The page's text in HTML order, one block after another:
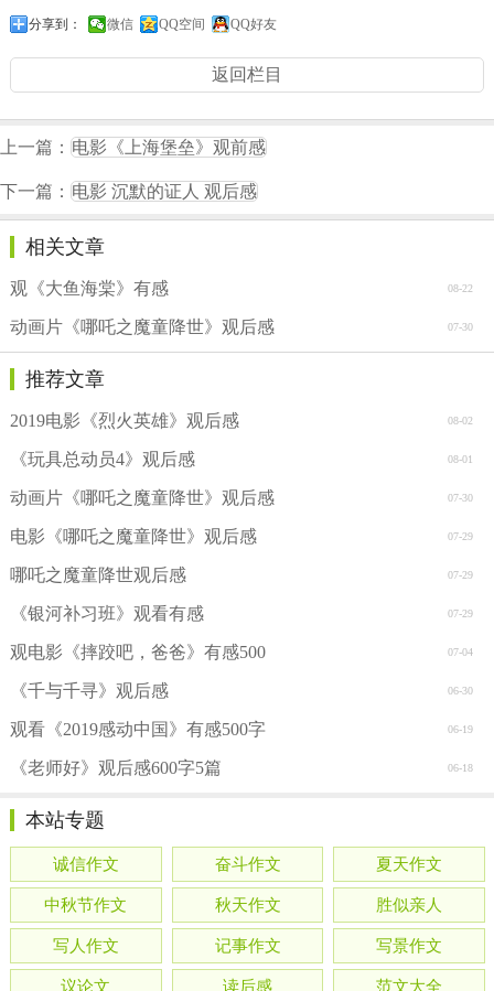
分享到： 微信 QQ空间 QQ好友
返回栏目
上一篇： 电影《上海堡垒》观前感
下一篇： 电影 沉默的证人 观后感
相关文章
08-22
观《大鱼海棠》有感
07-30
动画片《哪吒之魔童降世》观后感
推荐文章
08-02
2019电影《烈火英雄》观后感
08-01
《玩具总动员4》观后感
07-30
动画片《哪吒之魔童降世》观后感
07-29
电影《哪吒之魔童降世》观后感
07-29
哪吒之魔童降世观后感
07-29
《银河补习班》观看有感
07-04
观电影《摔跤吧，爸爸》有感500
06-30
《千与千寻》观后感
06-19
观看《2019感动中国》有感500字
06-18
《老师好》观后感600字5篇
本站专题
诚信作文 奋斗作文 夏天作文
中秋节作文 秋天作文 胜似亲人
写人作文 记事作文 写景作文
议论文 读后感 范文大全